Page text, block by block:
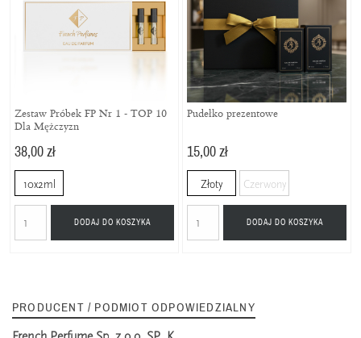
Zestaw Próbek FP Nr 1 - TOP 10
Dla Mężczyzn
38,00 zł
10x2ml
DODAJ DO KOSZYKA
Pudełko prezentowe
15,00 zł
Złoty Czerwony
DODAJ DO KOSZYKA
PRODUCENT / PODMIOT ODPOWIEDZIALNY